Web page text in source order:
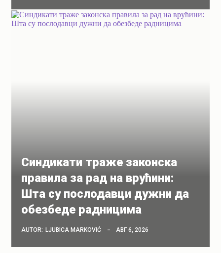
Синдикати траже законска
правила за рад на врућини:
Шта су послодавци дужни да
обезбеде радницима
AUTOR: LJUBICA MARKOVIĆ АВГ 6, 2026